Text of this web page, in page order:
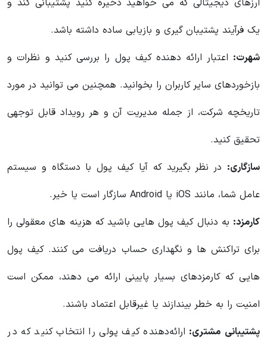
ارزهای دیجیتالی که می خواهید ذخیره کنید پشتیبانی کند و
یک فرآیند پشتیبان گیری و بازیابی ساده داشته باشد.
شهرت: اعتبار ارائه دهنده کیف پول را بررسی کنید و نظرات و
بازخوردهای سایر کاربران را بخوانید. همچنین می توانید در مورد
تاریخچه شرکت، از جمله مدیریت آن و هر رویداد قابل توجهی
تحقیق کنید.
سازگاری: در نظر بگیرید که آیا کیف پول با دستگاه و سیستم
عامل شما، مانند iOS یا Android سازگار است یا خیر.
کارمزد: به دنبال کیف پول هایی باشید که هزینه های معقولی را
برای تراکنش ها و نگهداری حساب دریافت می کنند. کیف پول
هایی که کارمزدهای بسیار پایینی ارائه می دهند، ممکن است
امنیت را به خطر بیندازند یا غیرقابل اعتماد باشند.
پشتیبانی مشتری: ارائه‌دهنده کیف پولی را انتخاب کنید که در